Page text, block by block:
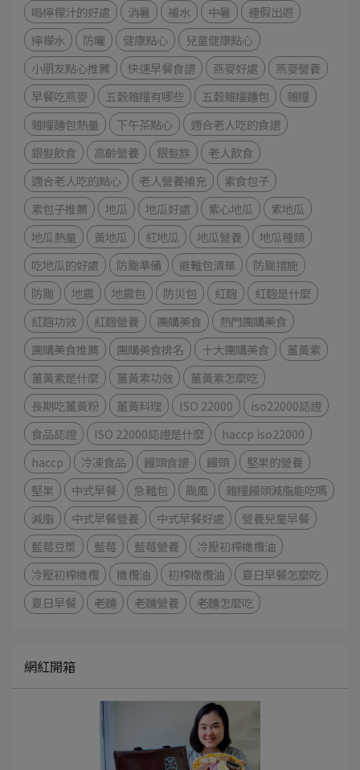
喝檸檬汁的好處
消暑 補水 中暑
連假出遊
檸檬水
防曬 健康點心
兒童健康點心
小朋友點心推薦
快速早餐食譜 燕麥好處
燕麥營養
早餐吃燕麥
五穀雜糧有哪些 五穀雜糧麵包
雜糧
雜糧麵包熱量
下午茶點心
適合老人吃的食譜
銀髮飲食
高齡營養 銀髮族
老人飲食
適合老人吃的點心
老人營養補充
素食包子
素包子推薦
地瓜 地瓜好處 紫心地瓜
紫地瓜
地瓜熱量
黃地瓜 紅地瓜 地瓜營養
地瓜種類
吃地瓜的好處
防颱準備 避難包清單
防颱措施
防颱
地震 地震包 防災包 紅麴
紅麴是什麼
紅麴功效
紅麴營養 團購美食
熱門團購美食
團購美食推薦
團購美食排名 十大團購美食
薑黃素
薑黃素是什麼
薑黃素功效
薑黃素怎麼吃
長期吃薑黃粉
薑黃料理 ISO 22000
iso22000認證
食品認證
ISO 22000認證是什麼
haccp iso22000
haccp
冷凍食品 饅頭食譜 饅頭
堅果的營養
堅果
中式早餐 急難包 颱風
雜糧饅頭減脂能吃嗎
減脂
中式早餐營養 中式早餐好處
營養兒童早餐
藍莓豆漿
藍莓 藍莓營養
冷壓初榨橄欖油
冷壓初榨橄欖
橄欖油 初榨橄欖油
夏日早餐怎麼吃
夏日早餐
老麵 老麵營養 老麵怎麼吃
網紅開箱